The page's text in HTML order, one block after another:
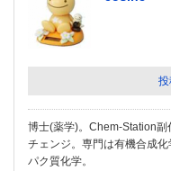
博士(薬学)。Chem-Station
チェンジ。専門は有機合成
パク質化学。